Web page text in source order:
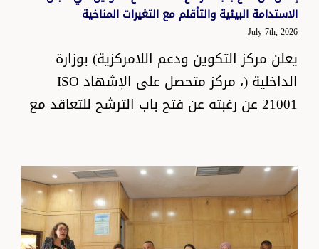
الاستدامة البيئية والتأقلم مع التغيرات المناخية
July 7th, 2026
يعلن مركز التكوين ودعم اللامركزية) بوزارة
الداخلية (، مركز متحصل على الإشهاد ISO
21001 عن رغبته عن فتح باب الترشح للتعاقد مع